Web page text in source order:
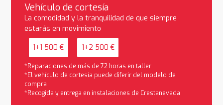
Vehículo de cortesía
La comodidad y la tranquilidad de que siempre
estarás en movimiento
1+1 500 € 1+2 500 €
*Reparaciones de más de 72 horas en taller
*El vehículo de cortesía puede diferir del modelo de
compra
*Recogida y entrega en instalaciones de Crestanevada